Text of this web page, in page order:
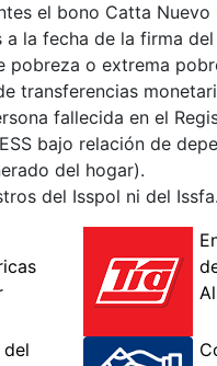
el bono Catta Nuevo
a la fecha de la firma
pobreza o extrema
transferencias
fallecida en el
bajo relación de
del hogar).
del Isspol ni del Issfa.